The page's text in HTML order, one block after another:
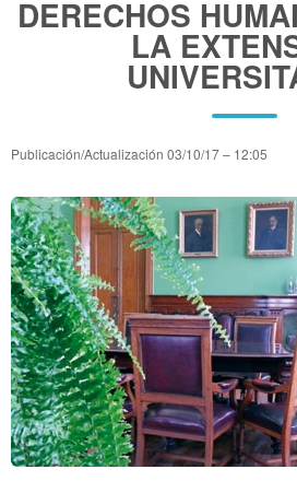
DERECHOS
LA
Publicación/Actualización 03/10/17 – 12:05